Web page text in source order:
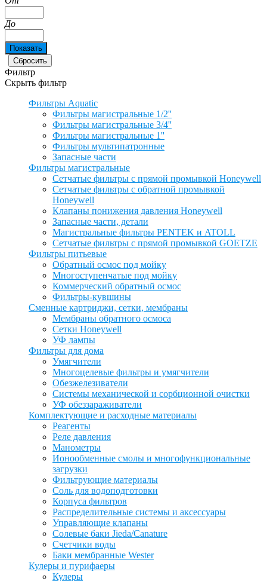
До
Фильтр
Скрыть фильтр
Фильтры Aquatic
Фильтры магистральные 1/2''
Фильтры магистральные 3/4''
Фильтры магистральные 1''
Фильтры мультипатронные
Запасные части
Фильтры магистральные
Сетчатые фильтры с прямой промывкой Honeywell
Сетчатые фильтры с обратной промывкой
Honeywell
Клапаны понижения давления Honeywell
Запасные части, детали
Магистральные фильтры PENTEK и ATOLL
Сетчатые фильтры с прямой промывкой GOETZE
Фильтры питьевые
Обратный осмос под мойку
Многоступенчатые под мойку
Коммерческий обратный осмос
Фильтры-кувшины
Сменные картриджи, сетки, мембраны
Мембраны обратного осмоса
Сетки Honeywell
УФ лампы
Фильтры для дома
Умягчители
Многоцелевые фильтры и умягчители
Обезжелезиватели
Системы механической и сорбционной очистки
УФ обеззараживатели
Комплектующие и расходные материалы
Реагенты
Реле давления
Манометры
Ионообменные смолы и многофункциональные
загрузки
Фильтрующие материалы
Соль для водоподготовки
Корпуса фильтров
Распределительные системы и аксессуары
Управляющие клапаны
Солевые баки Jieda/Canature
Счетчики воды
Баки мембранные Wester
Кулеры и пурифаеры
Кулеры